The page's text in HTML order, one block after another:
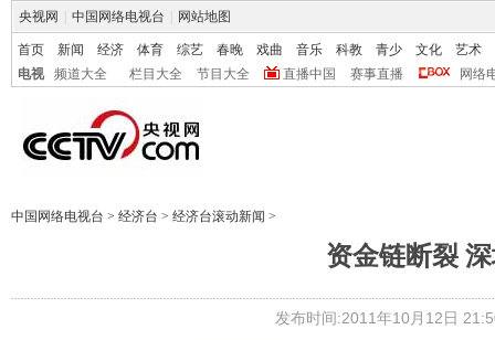
央视网 中国网络电视台 网站地图
首页 新闻 经济 体育 综艺 春晚 戏曲 音乐 科教 青少 文化
艺术
电视
频道大全 栏目大全 节目大全 直播中国 赛事直播 网络
中国网络电视台 > 经济台 > 经济台滚动新闻 >
资金链断裂
发布时间:2011年10月12日